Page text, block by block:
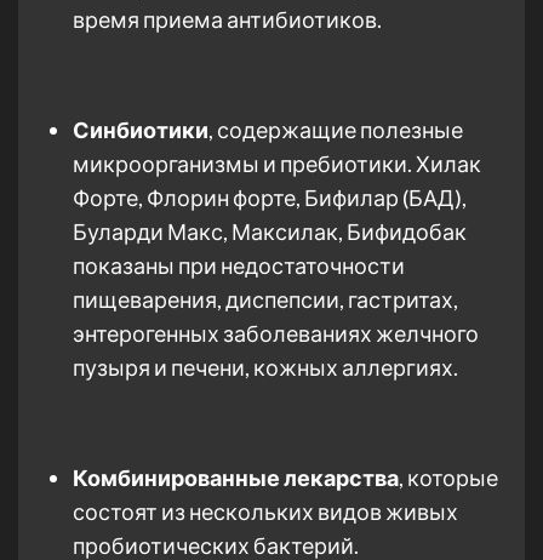
время приема антибиотиков.
Синбиотики, содержащие полезные
микроорганизмы и пребиотики. Хилак
Форте, Флорин форте, Бифилар (БАД),
Буларди Макс, Максилак, Бифидобак
показаны при недостаточности
пищеварения, диспепсии, гастритах,
энтерогенных заболеваниях желчного
пузыря и печени, кожных аллергиях.
Комбинированные лекарства, которые
состоят из нескольких видов живых
пробиотических бактерий.